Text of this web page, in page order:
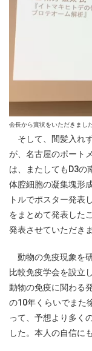
会長から賞状をいただきました
そして、間髪入れ
が、名古屋のポート
は、またしてもD3の
体腔細胞の凝集塊形
トルでポスター発表
をまとめて発表した
発表させていただき
動物の免疫現象を
比較免疫学会を設立
動物の免疫に関わる
の10年くらいでまた
って、予想より多く
した。本人の自信に